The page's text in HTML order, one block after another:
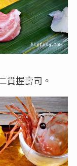
貫握壽司。